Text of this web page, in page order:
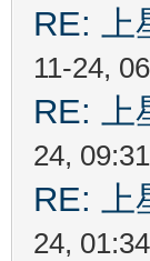
RE: 上
11-24,
RE: 上
24,
RE: 上
24,